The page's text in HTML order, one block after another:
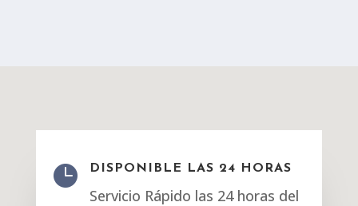
 DISPONIBLE LAS 24 HORAS
Servicio Rápido las 24 horas del